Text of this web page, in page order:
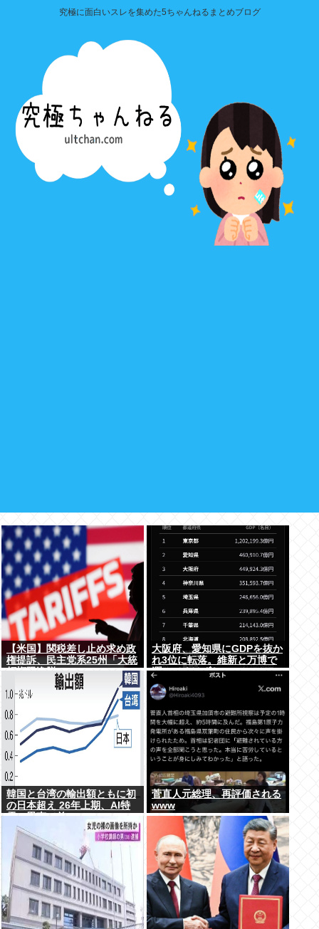
究極に面白いスレを集めた5ちゃんねるまとめブログ
【米国】関税差し止め求め政
権提訴、民主党系25州「大統
領権限逸脱」
大阪府、愛知県にGDPを抜か
れ3位に転落。維新と万博で
潤ってるはずじゃ…
韓国と台湾の輸出額ともに初
の日本超え 26年上期、AI特
需の恩恵で差
菅直人元総理、再評価される
www